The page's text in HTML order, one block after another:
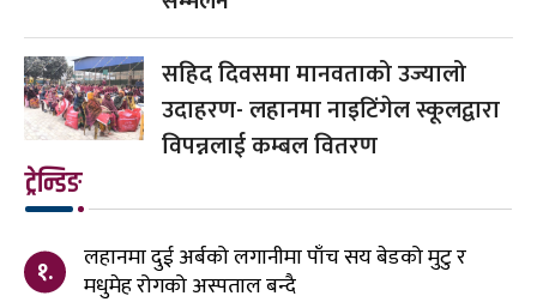
सहिद दिवसमा मानवताको उज्यालो
उदाहरण- लहानमा नाइटिंगेल स्कूलद्वारा
विपन्नलाई कम्बल वितरण
ट्रेन्डिङ
१.
लहानमा दुई अर्बको लगानीमा पाँच सय बेडको मुटु र
मधुमेह रोगको अस्पताल बन्दै